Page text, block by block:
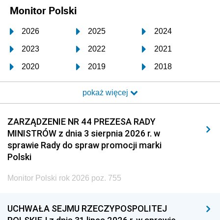
Monitor Polski
2026 2025 2024
2023 2022 2021
2020 2019 2018
2017 2016 2015
2014 2013 2012
2011 2010 2009
2008 2007 2006
2005
1996 1995 1994
pokaż więcej
ZARZĄDZENIE NR 44 PREZESA RADY
MINISTRÓW z dnia 3 sierpnia 2026 r. w
sprawie Rady do spraw promocji marki
Polski
Monitor Polski rok 2026 poz. 755
UCHWAŁA SEJMU RZECZYPOSPOLITEJ